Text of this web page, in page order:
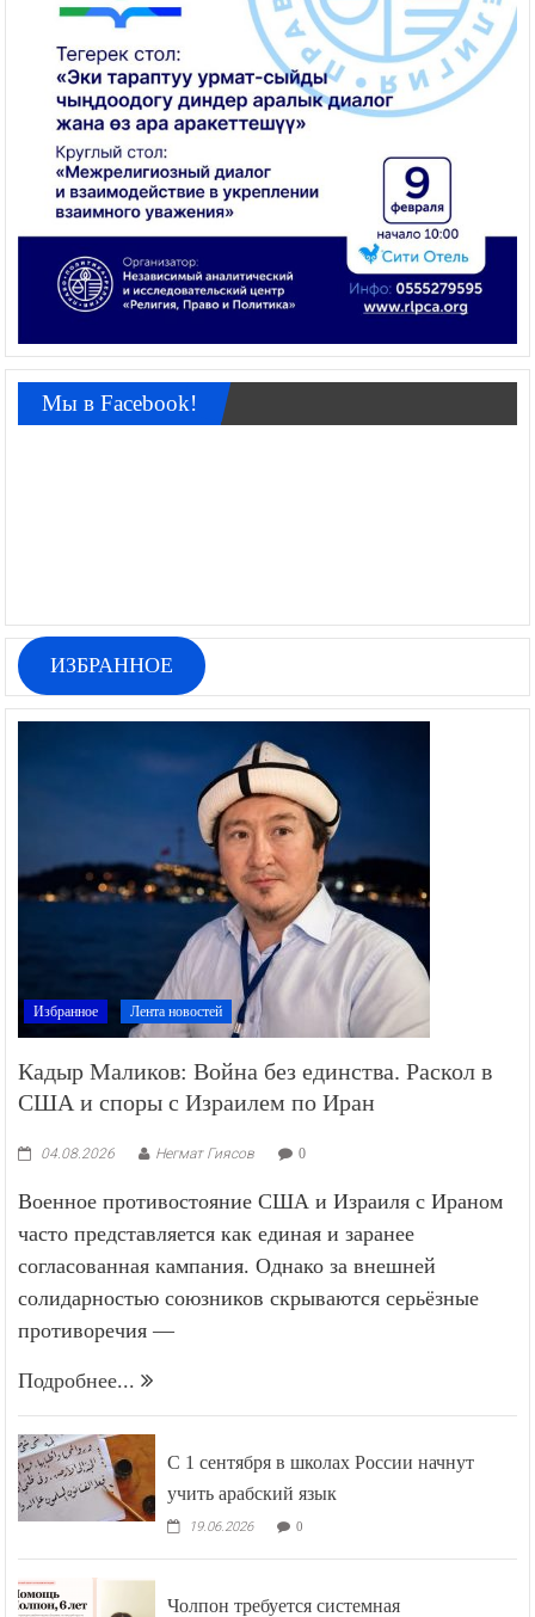
Мы в Facebook!
ИЗБРАННОЕ
Избранное Лента новостей
Кадыр Маликов: Война без единства. Раскол в
США и споры с Израилем по Иран
04.08.2026 Негмат Гиясов 0
Военное противостояние США и Израиля с Ираном
часто представляется как единая и заранее
согласованная кампания. Однако за внешней
солидарностью союзников скрываются серьёзные
противоречия —
Подробнее...
С 1 сентября в школах России начнут
учить арабский язык
19.06.2026 0
Чолпон требуется системная